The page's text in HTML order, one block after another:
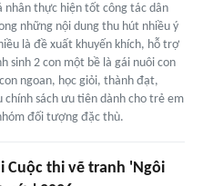
nhân thực hiện tốt công tác dân
những nội dung thu hút nhiều ý
là đề xuất khuyến khích, hỗ trợ
sinh 2 con một bề là gái nuôi con
ngoan, học giỏi, thành đạt,
chính sách ưu tiên dành cho trẻ em
đối tượng đặc thù.
Cuộc thi vẽ tranh 'Ngôi